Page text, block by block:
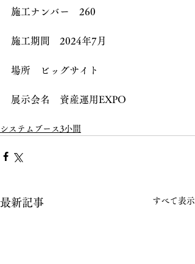
施工ナンバー　260
施工期間　2024年7月
場所　ビッグサイト
展示会名　資産運用EXPO
システムブース3小間
最新記事 すべて表示